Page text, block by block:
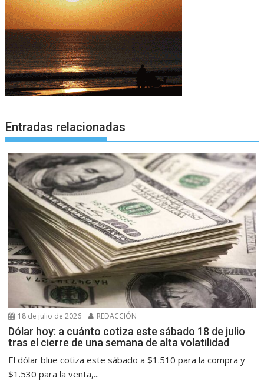
Entradas relacionadas
18 de julio de 2026 REDACCIÓN
Dólar hoy: a cuánto cotiza este sábado 18 de julio
tras el cierre de una semana de alta volatilidad
El dólar blue cotiza este sábado a $1.510 para la compra y
$1.530 para la venta,...